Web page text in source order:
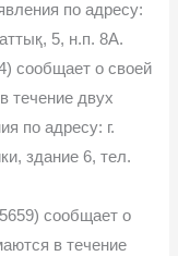
по адресу:
5, н.п. 8А.
сообщает о своей
течение двух
по адресу: г.
здание 6, тел.
сообщает о
в течение